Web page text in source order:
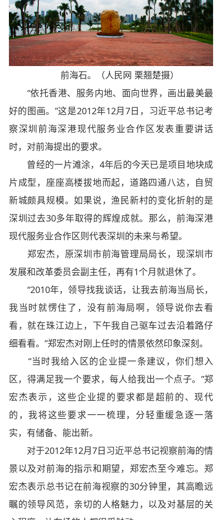
前海石。（人民网 栗翘楚摄）
“依托香港、服务内地、面向世界，画出最美最
好的图画。”这是2012年12月7日，习近平总书记考
察深圳前海深港现代服务业合作区发表重要讲话
时，对前海提出的要求。
曾经的一片滩涂，4年后的今天已是项目地块成
片成型，座座高楼拔地而起，道路四通八达，自贸
新城颇具规模。如果说，渔民新村的变化折射的是
深圳过去30多年取得的辉煌成就。那么，前海深港
现代服务业合作区则代表深圳的未来与希望。
郑宏杰，原深圳市前海管理局局长，现深圳市
发展和改革委员会副主任，再有1个月就退休了。
“2010年，领导找我谈话，让我去前海当局长，
我当时就愣住了，没有前海局啊，领导说你去看
看，就在珠江边上，下午我自己驱车过去沿着路仔
细看看。”郑宏杰对刚上任时的情景依然印象深刻。
“当时我给入区的企业提一条建议，你们想入
区，得满足我一个要求，每人给我出一个点子。”郑
宏杰表示，这些企业提的要求都是超前的、现代
的，我将这些要求一一梳理，分轻重缓急逐一落
实，有储备、能出新。
对于2012年12月7日习近平总书记视察前海的情
景以及对前海的指示和期望，郑宏杰至今难忘。郑
宏杰表示总书记在前海视察的30分钟里，其高瞻远
瞩的领导风范，亲切的人格魅力，以及对基层的关